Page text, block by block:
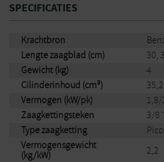
SPECIFICATIES
Krachtbron
Lengte zaagblad (cm)
30,
Gewicht (kg)
4
Cilinderinhoud (cm³)
35,2
Vermogen (kW/pk)
1,8/
Zaagkettingsteken
3/8
Type zaagketting
Vermogensgewicht
(kg/kW)
2,2